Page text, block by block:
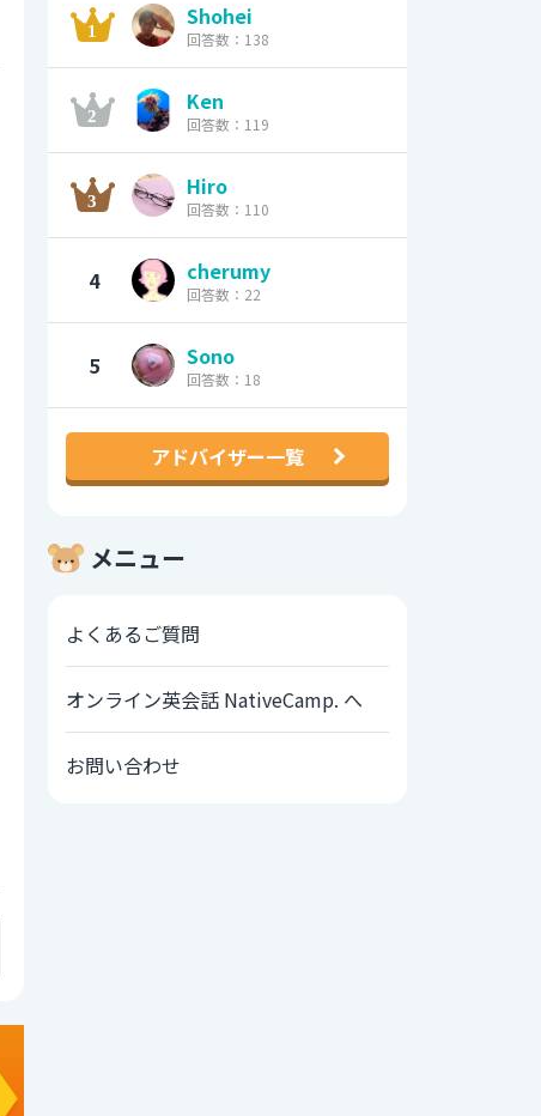
Shohei
回答数：138
Ken
回答数：119
Hiro
回答数：110
4 cherumy
回答数：22
5 Sono
回答数：18
アドバイザー一覧
メニュー
よくあるご質問
オンライン英会話 NativeCamp. へ
お問い合わせ